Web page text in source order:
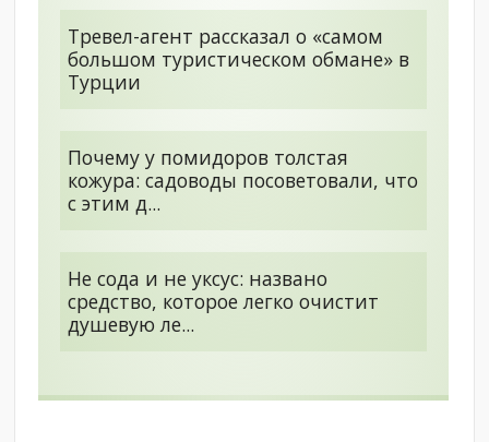
Тревел-агент рассказал о «самом
большом туристическом обмане» в
Турции
Почему у помидоров толстая
кожура: садоводы посоветовали, что
с этим д...
Не сода и не уксус: названо
средство, которое легко очистит
душевую ле...